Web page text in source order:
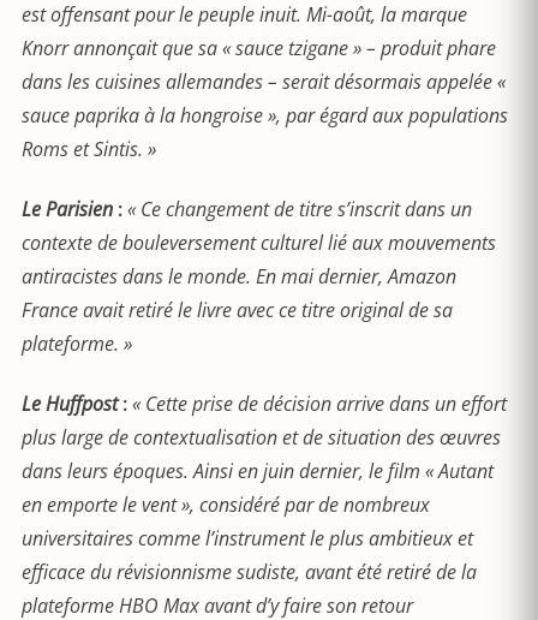
est offensant pour le peuple inuit. Mi-août, la marque
Knorr annonçait que sa « sauce tzigane » – produit phare
dans les cuisines allemandes – serait désormais appelée «
sauce paprika à la hongroise », par égard aux populations
Roms et Sintis. »
Le Parisien :« Ce changement de titre s’inscrit dans un
contexte de bouleversement culturel lié aux mouvements
antiracistes dans le monde. En mai dernier, Amazon
France avait retiré le livre avec ce titre original de sa
plateforme. »
Le Huffpost:« Cette prise de décision arrive dans un effort
plus large de contextualisation et de situation des œuvres
dans leurs époques. Ainsi en juin dernier, le film « Autant
en emporte le vent », considéré par de nombreux
universitaires comme l’instrument le plus ambitieux et
efficace du révisionnisme sudiste, avant été retiré de la
plateforme HBO Max avant d’y faire son retour